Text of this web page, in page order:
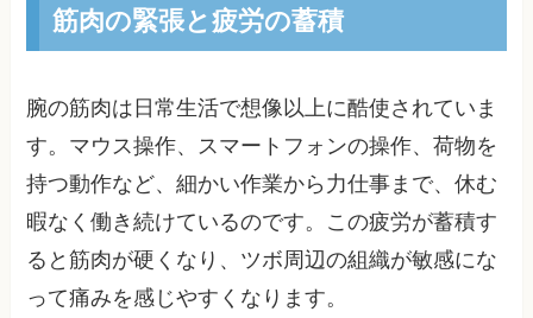
筋肉の緊張と疲労の蓄積
腕の筋肉は日常生活で想像以上に酷使されていま
す。マウス操作、スマートフォンの操作、荷物を
持つ動作など、細かい作業から力仕事まで、休む
暇なく働き続けているのです。この疲労が蓄積す
ると筋肉が硬くなり、ツボ周辺の組織が敏感にな
って痛みを感じやすくなります。